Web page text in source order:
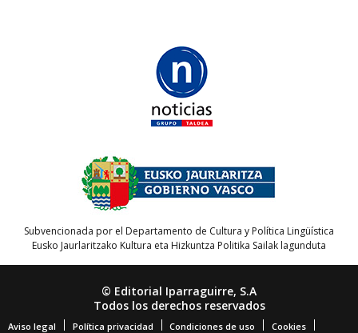
Subvencionada por el Departamento de Cultura y Política Lingüística
Eusko Jaurlaritzako Kultura eta Hizkuntza Politika Sailak lagunduta
© Editorial Iparraguirre, S.A
Todos los derechos reservados
Aviso legal Política privacidad Condiciones de uso Cookies